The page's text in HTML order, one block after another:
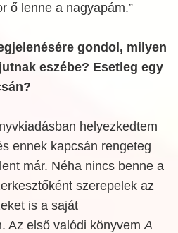
ő lenne a nagyapám.”
gondol, milyen
eszébe? Esetleg egy
helyezkedtem
ennek kapcsán rengeteg
már. Néha nincs benne a
szerepelek az
is a saját
Az első valódi könyvemA